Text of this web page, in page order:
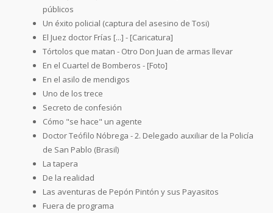
públicos
Un éxito policial (captura del asesino de Tosi)
El Juez doctor Frías [...] - [Caricatura]
Tórtolos que matan - Otro Don Juan de armas llevar
En el Cuartel de Bomberos - [Foto]
En el asilo de mendigos
Uno de los trece
Secreto de confesión
Cómo "se hace" un agente
Doctor Teófilo Nóbrega - 2. Delegado auxiliar de la Policía
de San Pablo (Brasil)
La tapera
De la realidad
Las aventuras de Pepón Pintón y sus Payasitos
Fuera de programa